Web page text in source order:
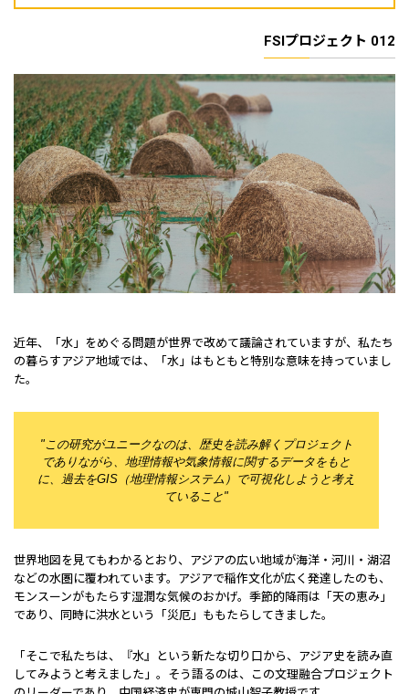
FSIプロジェクト 012
近年、「水」をめぐる問題が世界で改めて議論されていますが、私たち
の暮らすアジア地域では、「水」はもともと特別な意味を持っていまし
た。
"この研究がユニークなのは、歴史を読み解くプロジェクト
でありながら、地理情報や気象情報に関するデータをもと
に、過去をGIS（地理情報システム）で可視化しようと考え
ていること"
世界地図を見てもわかるとおり、アジアの広い地域が海洋・河川・湖沼
などの水圏に覆われています。アジアで稲作文化が広く発達したのも、
モンスーンがもたらす湿潤な気候のおかげ。季節的降雨は「天の恵み」
であり、同時に洪水という「災厄」ももたらしてきました。
「そこで私たちは、『水』という新たな切り口から、アジア史を読み直
してみようと考えました」。そう語るのは、この文理融合プロジェクト